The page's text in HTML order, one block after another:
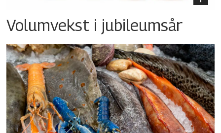
Volumvekst i jubileumsår